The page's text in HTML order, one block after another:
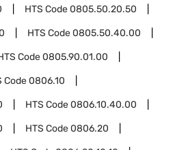
HTS Code0805.50.20.50
HTS Code0805.50.40.00
Code0805.90.01.00
Code0806.10
HTS Code0806.10.40.00
HTS Code0806.20